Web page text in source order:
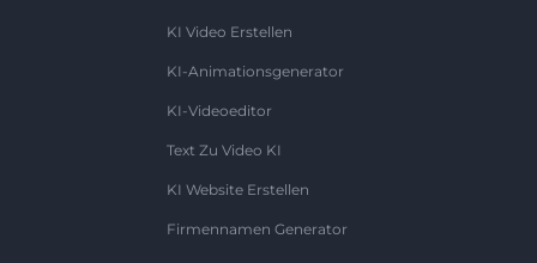
KI Video Erstellen
KI-Animationsgenerator
KI-Videoeditor
Text Zu Video KI
KI Website Erstellen
Firmennamen Generator